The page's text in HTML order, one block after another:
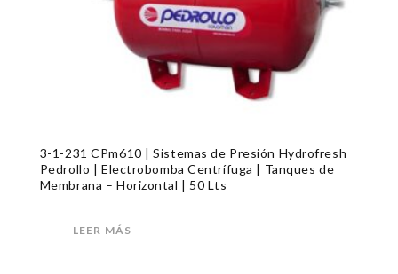
3-1-231 CPm610 | Sistemas de Presión Hydrofresh
Pedrollo | Electrobomba Centrífuga | Tanques de
Membrana – Horizontal | 50 Lts
LEER MÁS